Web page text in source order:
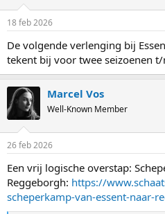
18 feb 2026
De volgende verlenging bij
tekent bij voor twee seizoenen
Marcel Vos
Well-Known Member
26 feb 2026
Een vrij logische overstap:
Reggeborgh: https://
scheperkamp-van-essent-naar-